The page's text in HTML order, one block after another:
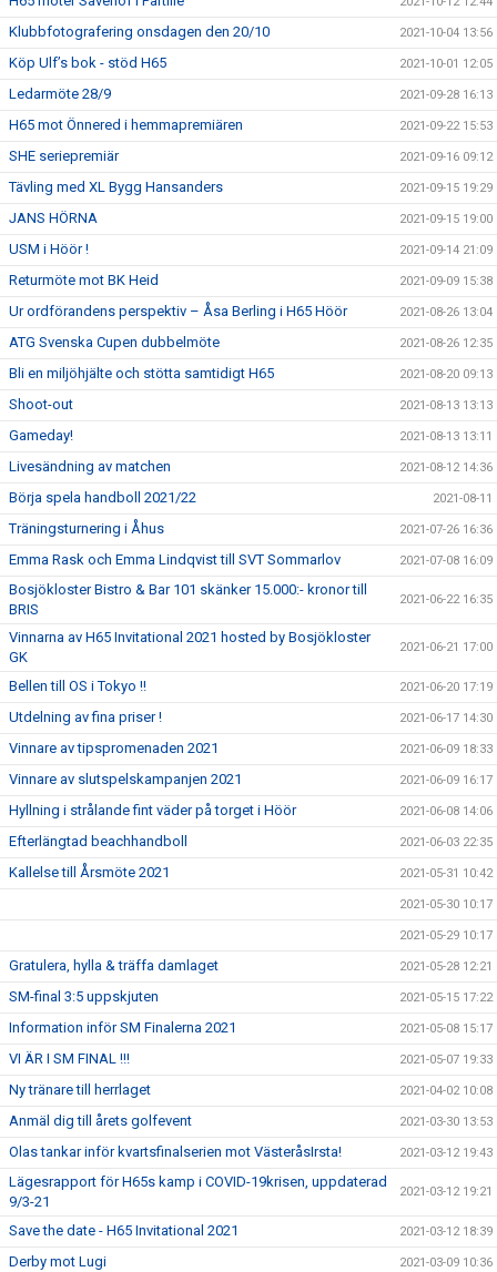
Klubbfotografering onsdagen den 20/10 2021-10-04 13:56
Köp Ulf’s bok - stöd H65 2021-10-01 12:05
Ledarmöte 28/9 2021-09-28 16:13
H65 mot Önnered i hemmapremiären 2021-09-22 15:53
SHE seriepremiär 2021-09-16 09:12
Tävling med XL Bygg Hansanders 2021-09-15 19:29
JANS HÖRNA 2021-09-15 19:00
USM i Höör ! 2021-09-14 21:09
Returmöte mot BK Heid 2021-09-09 15:38
Ur ordförandens perspektiv – Åsa Berling i H65 Höör 2021-08-26 13:04
ATG Svenska Cupen dubbelmöte 2021-08-26 12:35
Bli en miljöhjälte och stötta samtidigt H65 2021-08-20 09:13
Shoot-out 2021-08-13 13:13
Gameday! 2021-08-13 13:11
Livesändning av matchen 2021-08-12 14:36
Börja spela handboll 2021/22 2021-08-11
Träningsturnering i Åhus 2021-07-26 16:36
Emma Rask och Emma Lindqvist till SVT Sommarlov 2021-07-08 16:09
Bosjökloster Bistro & Bar 101 skänker 15.000:- kronor till
BRIS
2021-06-22 16:35
Vinnarna av H65 Invitational 2021 hosted by Bosjökloster
GK
2021-06-21 17:00
Bellen till OS i Tokyo !! 2021-06-20 17:19
Utdelning av fina priser ! 2021-06-17 14:30
Vinnare av tipspromenaden 2021 2021-06-09 18:33
Vinnare av slutspelskampanjen 2021 2021-06-09 16:17
Hyllning i strålande fint väder på torget i Höör 2021-06-08 14:06
Efterlängtad beachhandboll 2021-06-03 22:35
Kallelse till Årsmöte 2021 2021-05-31 10:42
2021-05-30 10:17
2021-05-29 10:17
Gratulera, hylla & träffa damlaget 2021-05-28 12:21
SM-final 3:5 uppskjuten 2021-05-15 17:22
Information inför SM Finalerna 2021 2021-05-08 15:17
VI ÄR I SM FINAL !!! 2021-05-07 19:33
Ny tränare till herrlaget 2021-04-02 10:08
Anmäl dig till årets golfevent 2021-03-30 13:53
Olas tankar inför kvartsfinalserien mot VästeråsIrsta! 2021-03-12 19:43
Lägesrapport för H65s kamp i COVID-19krisen, uppdaterad
9/3-21
2021-03-12 19:21
Save the date - H65 Invitational 2021 2021-03-12 18:39
Derby mot Lugi 2021-03-09 10:36